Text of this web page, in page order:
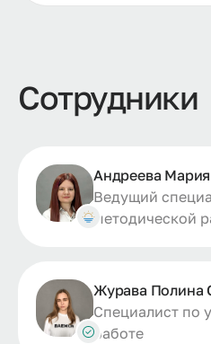
Сотрудники
Андреева Мария
Ведущий
методической
Журава Полина
Специалист по
работе